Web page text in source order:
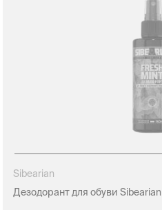
Sibearian
Дезодорант для обуви